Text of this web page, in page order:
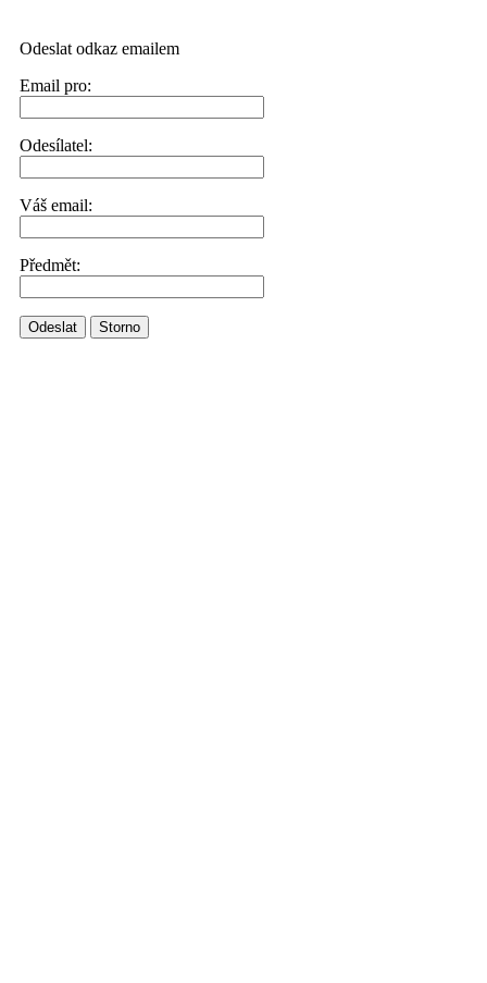
Odeslat odkaz emailem
Email pro:
Odesílatel:
Váš email:
Předmět:
Odeslat Storno